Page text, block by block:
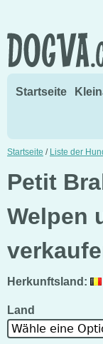
Startseite
Startseite / Liste der
Petit
Welpen
Herkunftsland:
Land
Wähle eine